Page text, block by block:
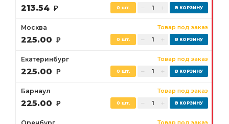
213.54 Р 0 шт.
Москва Товар под заказ
225.00 Р 0 шт.
Екатеринбург Товар под заказ
225.00 Р 0 шт.
Барнаул Товар под заказ
225.00 Р 0 шт.
Товар под заказ